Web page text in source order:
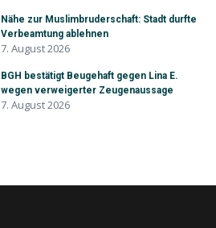
Nähe zur Muslimbruderschaft: Stadt durfte
Verbeamtung ablehnen
7. August 2026
BGH bestätigt Beugehaft gegen Lina E.
wegen verweigerter Zeugenaussage
7. August 2026